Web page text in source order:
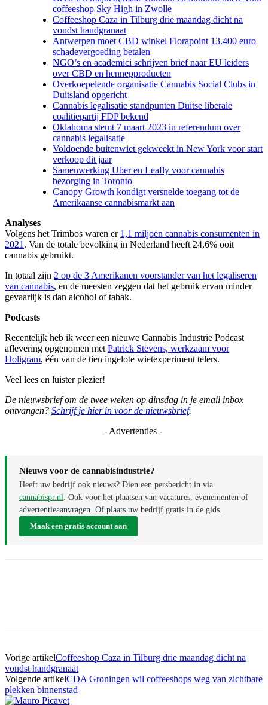
coffeeshop Sky High in Zwolle
Coffeeshop Caza in Tilburg drie maandag dicht na
vondst handgranaat
Antwerpen moet CBD winkel Florapoint 13.400 euro
schadevergoeding betalen
NGO’s en academici schrijven brief naar EU leiders
over CBD en hennepproducten
Overkoepelende organisatie Cannabis Social Clubs in
Duitsland opgericht
Cannabis legalisatie standpunten Duitse liberale
coalitiepartij FDP bekend
Oklahoma stemt 7 maart 2023 in referendum over
cannabis legalisatie
Voldoende buitenwiet gekweekt in New York voor start
verkoop dit jaar
Samenwerking Uber en Leafly voor cannabis
bezorging in Toronto
Canopy Growth kondigt versnelde toegang tot de
Amerikaanse cannabismarkt aan
Analyses
Volgens het Trimbos waren er 1,1 miljoen cannabis consumenten in
2021 . Van de totale bevolking in Nederland heeft 24,6% ooit
cannabis gebruikt.
In totaal zijn 2 op de 3 Amerikanen voorstander van het legaliseren
van cannabis, en de meesten zeggen dat het gebruik ervan minder
gevaarlijk is dan alcohol of tabak.
Podcasts
Recentelijk heb ik weer een nieuwe Cannabis Industrie Podcast
aflevering opgenomen met Patrick Stevens, werkzaam voor
Holigram, één van de tien ingelote wietexperiment telers.
Veel lees en luister plezier!
De nieuwsbrief om de twee weken op dinsdag in je email inbox
ontvangen? Schrijf je hier in voor de nieuwsbrief.
- Advertenties -
Nieuws voor de cannabisindustrie?
Heeft uw bedrijf ook nieuws? Dien een persbericht in via
cannabispr.nl . Ook voor het plaatsen van vacatures, evenementen of
advertentieaanvragen. Of plaats uw bedrijf gratis in de gids.
Maak een gratis account aan
Vorige artikelCoffeeshop Caza in Tilburg drie maandag dicht na
vondst handgranaat
Volgende artikelCDA Groningen wil coffeeshops weg van zichtbare
plekken binnenstad